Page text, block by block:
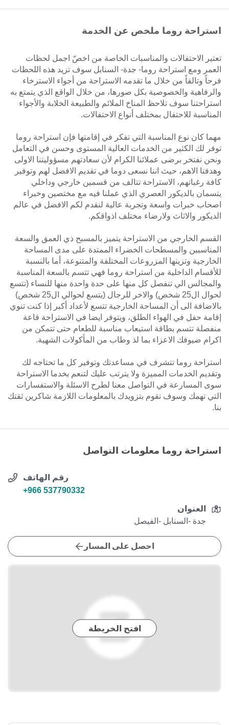
استراحة روما ملخص عن الخدمة
تعتبر الاحتفالات والمناسبات الخاصة من اخصّ اجمل لحظات
العمر ومع استراحة روما- جدة- السنابل سوف تزيد هذه اللحظات
فرحاً وتالقاً من خلال ما تقدمه الاستراحة من أجواء الاسترخاء
والرفاهية والخصوصية بكل صورها، من خلال الواقع الذي يتمتع به
استراحتنا سوف تلاحظ المناخ الملائم والطبيعة الخلابة والأجواء
المناسبة للاحتفال بمختلف أنواع الاحتفالات.
مهما كان نوع المناسبة التي تفكر في إقامتها فإن استراحة روما
توفر لك الكثير من الخدمات العالية المستوى وحسن في التعامل
ونحن نفتخر برضى عملائنا الكرام لأن سعادتهم مسؤوليتنا الاولى
وهدفنا الاهم، حيث اننا نسعى دوما في تقديم الافضل لهم وتوفير
كافة رغباتهم، الاستراحة تتالف من قسمين خارجي وداخلي
يتسمان بالديكور العصري الذي عملنا فيه مع مختصين وخبراء
اصحاب خبرات واسعة وتجربة عالية لنقدم لكم الافضل في عالم
الديكور والاثاث ولارضاء مختلف اذواقكم.
القسم الخارجي من الاستراحة يتميز بالمسبح ذي العمق والسعة
المناسبين والمسطحات الخضراء الممتدة على مدى المساحة
الخارجية وتزينها المزروعات المختلفة والمتنوعة، أما بالنسبة
للأقسام الداخلية من استراحة روما فهي تتسم بالسعة المناسبة
والمجالس الي تنفصل كل منها على حدة واحدة منها للنساء (تتسع
لحوال ال25 شخص) والاخر للرجال (يتسع لحوالي ال25 شخص)
بالاضافة الى أن المساحة الخارجية تتسع لأعداد أكبر إذا كنت تنوي
إقامة حفل في الهواء الطلق، ويتوفر ايضا في الاستراحة قاعة
منفصلة تتسم بطاقة استيعاب مناسبة للطعام حتى تتمكن من
اكرام ضيوفك الاعزاء بما لذ وطاب من المأكولات الشهية.
استراحة روما تتشرف في مساعدتك وتوفير كل ما تحتاجه لك
وتقديم الخدمات المميزة ولا يترتب عليك لتنعم بخدما الاستراحة
سوى المسارعة في التواصل معنا لطرح الاسئلة والاستفسارات
التي تهمك وسوف نقوم بتزويدك بالمعلومات اللازمة شاكرين ثقتك
بنا.
استراحة روما معلومات التواصل
رقم الهاتف
+966 537790332
العنوان
جدة -السنابل -الفيصل
احصل على المسار
افتح الخريطة